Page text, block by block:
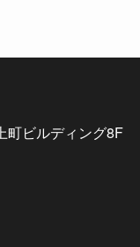
町ビルディング8F